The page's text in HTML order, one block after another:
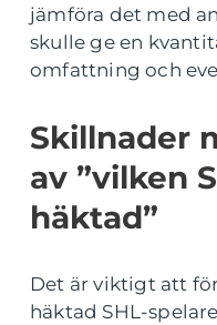
jämföra det med
skulle ge en
omfattning och
Skillnader
av ”vilken
häktad”
Det är viktigt att
häktad SHL-